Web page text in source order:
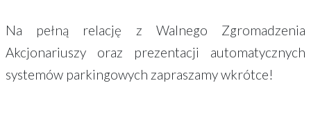
Na pełną relację z Walnego Zgromadzenia
Akcjonariuszy oraz prezentacji automatycznych
systemów parkingowych zapraszamy wkrótce!